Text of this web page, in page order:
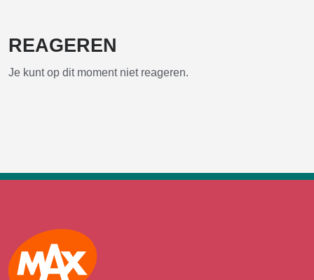
REAGEREN
Je kunt op dit moment niet reageren.
Max